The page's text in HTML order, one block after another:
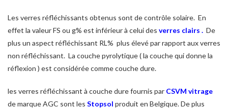
Les verres réfléchissants obtenus sont de contrôle solaire. En
effet la valeur FS ou g% est inférieur à celui des verres clairs . De
plus un aspect réfléchissant RL% plus élevé par rapport aux verres
non réfléchissant. La couche pyrolytique ( la couche qui donne la
réflexion ) est considérée comme couche dure.
les verres réfléchissant à couche dure fournis par CSVM vitrage
de marque AGC sont les Stopsol produit en Belgique. De plus